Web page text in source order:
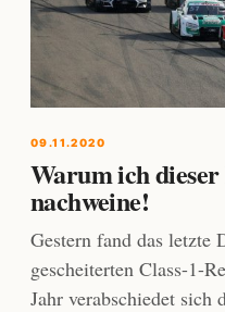
09.11.2020
Warum ich
nachweine!
Gestern fand das letzte
gescheiterten Class-1-
Jahr verabschiedet